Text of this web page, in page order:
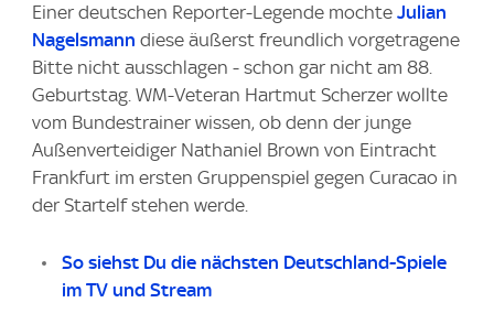
Einer deutschen Reporter-Legende mochte Julian
Nagelsmann diese äußerst freundlich vorgetragene
Bitte nicht ausschlagen - schon gar nicht am 88.
Geburtstag. WM-Veteran Hartmut Scherzer wollte
vom Bundestrainer wissen, ob denn der junge
Außenverteidiger Nathaniel Brown von Eintracht
Frankfurt im ersten Gruppenspiel gegen Curacao in
der Startelf stehen werde.
So siehst Du die nächsten Deutschland-Spiele
im TV und Stream